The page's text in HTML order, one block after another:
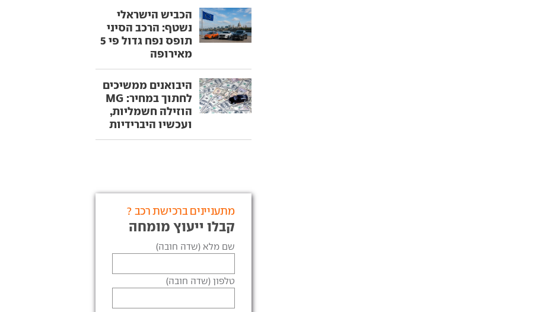
הכביש הישראלי
נשטף: הרכב הסיני
תופס נפח גדול פי 5
מאירופה
היבואנים ממשיכים
לחתוך במחיר: MG
הוזילה חשמליות,
ועכשיו היברידיות
מתעניינים ברכישת רכב ?
קבלו ייעוץ מומחה
שם מלא (שדה חובה)
טלפון (שדה חובה)